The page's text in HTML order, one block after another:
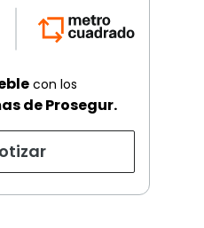
con los
de Prosegur.